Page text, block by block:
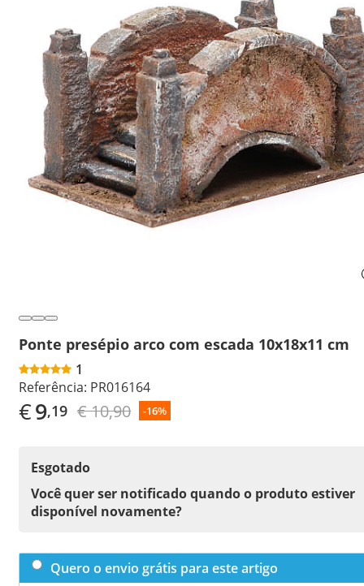
Ponte presépio arco com escada 10x18x11 cm
1
Referência: PR016164
€9,19 € 10,90 -16%
Esgotado
Você quer ser notificado quando o produto estiver
disponível novamente?
Quero o envio grátis para este artigo